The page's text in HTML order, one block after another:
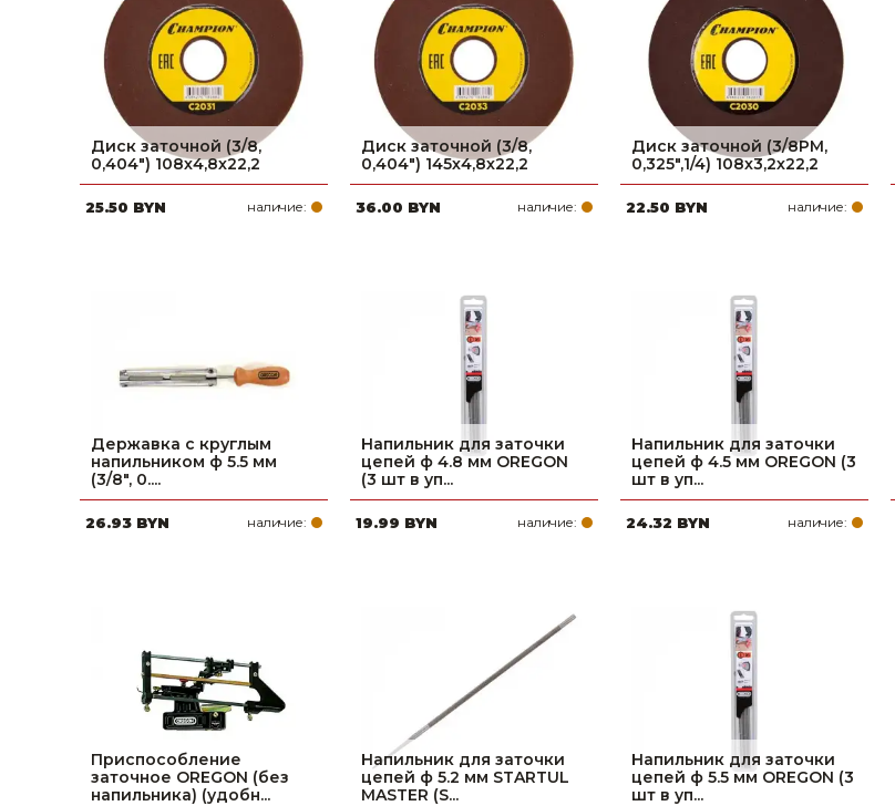
Масла и смазки
Крепеж и фурнитура
Ручной инструмент
Строительные и отделочные материалы
Резинотехнические, асбестовые изделия, каболка
Диск заточной (3/8,
0,404") 108х4,8х22,2
25.50 BYN наличие:
Диск заточной (3/8,
0,404") 145х4,8х22,2
36.00 BYN наличие:
Диск заточной (3/8РМ,
0,325",1/4) 108х3,2х22,2
22.50 BYN наличие:
Державка с круглым
напильником ф 5.5 мм
(3/8", 0....
26.93 BYN наличие:
Напильник для заточки
цепей ф 4.8 мм OREGON
(3 шт в уп...
19.99 BYN наличие:
Напильник для заточки
цепей ф 4.5 мм OREGON (3
шт в уп...
24.32 BYN наличие:
Приспособление
заточное OREGON (без
напильника) (удобн...
Напильник для заточки
цепей ф 5.2 мм STARTUL
MASTER (S...
Напильник для заточки
цепей ф 5.5 мм OREGON (3
шт в уп...